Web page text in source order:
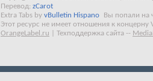
Перевод: zCarot
Extra Tabs by vBulletin Hispano
Вы попали на
Этот ресурс не имеет отношения к концерну
OrangeLabel.ru
Техподдержка сайта --